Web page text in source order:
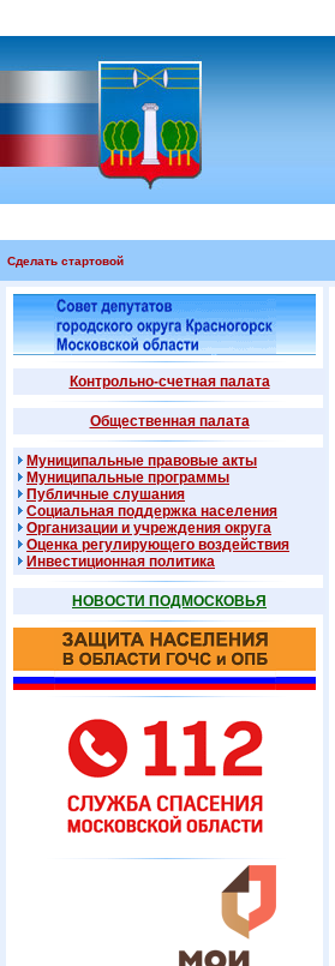
Сделать стартовой
Контрольно-счетная палата
Общественная палата
Муниципальные правовые акты
Муниципальные программы
Публичные слушания
Социальная поддержка населения
Организации и учреждения округа
Оценка регулирующего воздействия
Инвестиционная политика
НОВОСТИ ПОДМОСКОВЬЯ